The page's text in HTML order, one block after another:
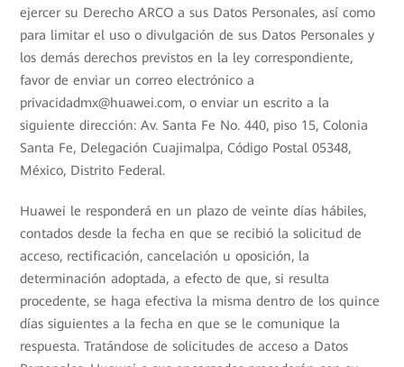
ejercer su Derecho ARCO a sus Datos Personales, así como
para limitar el uso o divulgación de sus Datos Personales y
los demás derechos previstos en la ley correspondiente,
favor de enviar un correo electrónico a
privacidadmx@huawei.com, o enviar un escrito a la
siguiente dirección: Av. Santa Fe No. 440, piso 15, Colonia
Santa Fe, Delegación Cuajimalpa, Código Postal 05348,
México, Distrito Federal.
Huawei le responderá en un plazo de veinte días hábiles,
contados desde la fecha en que se recibió la solicitud de
acceso, rectificación, cancelación u oposición, la
determinación adoptada, a efecto de que, si resulta
procedente, se haga efectiva la misma dentro de los quince
días siguientes a la fecha en que se le comunique la
respuesta. Tratándose de solicitudes de acceso a Datos